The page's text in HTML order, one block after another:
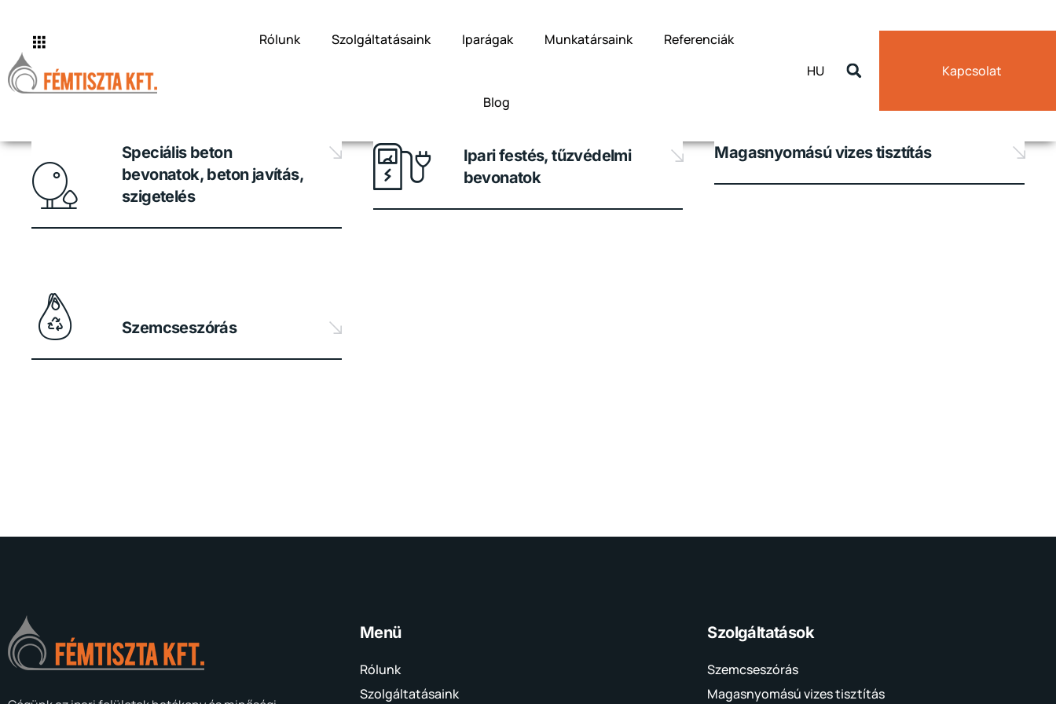
Rólunk Szolgáltatásaink Iparágak Munkatársaink Referenciák
Blog
HU Kapcsolat
Speciális beton
bevonatok, beton javítás,
szigetelés
Ipari festés, tűzvédelmi
bevonatok
Magasnyomású vizes tisztítás
Szemcseszórás
Menü
Rólunk
Szolgáltatásaink
Szolgáltatások
Szemcseszórás
Magasnyomású vizes tisztítás